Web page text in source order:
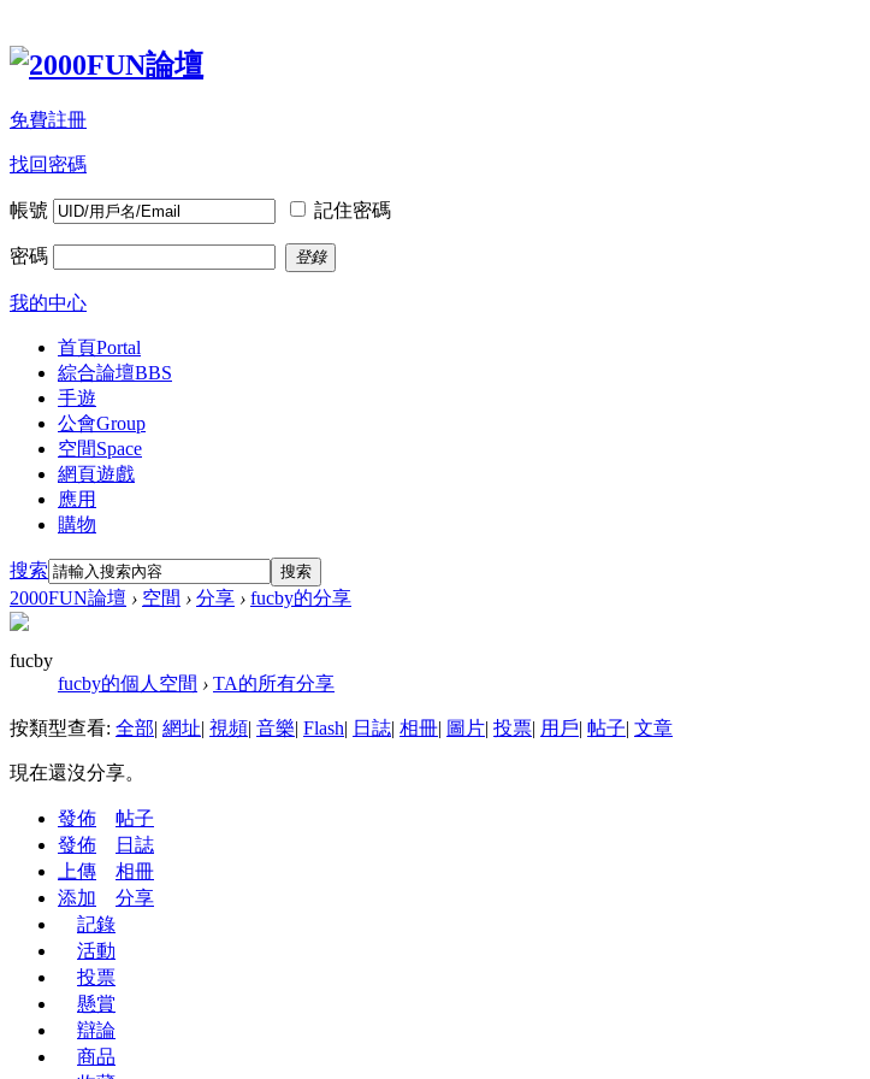
免費註冊
找回密碼
帳號 記住密碼
密碼 登錄
我的中心
首頁Portal
綜合論壇BBS
手遊
公會Group
空間Space
網頁遊戲
應用
購物
搜索 搜索
2000FUN論壇 › 空間 › 分享 › fucby的分享
fucby
fucby的個人空間 › TA的所有分享
按類型查看: 全部| 網址| 視頻| 音樂| Flash| 日誌| 相冊| 圖片| 投票| 用戶| 帖子| 文章
現在還沒分享。
發佈
帖子
發佈
日誌
上傳
相冊
添加
分享
記錄
活動
投票
懸賞
辯論
商品